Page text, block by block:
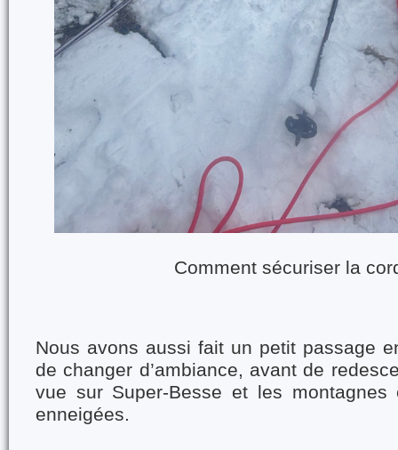
Comment sécuriser la
Nous avons aussi fait un petit passage
de changer d’ambiance, avant de
vue sur Super-Besse et les montagnes
enneigées.